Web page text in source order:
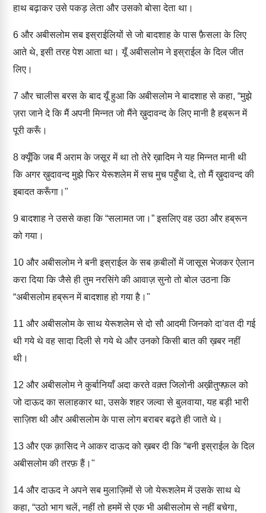
हाथ बढ़ाकर उसे पकड़ लेता और उसको बोसा देता था।
6 और अबीसलोम सब इस्राईलियों से जो बादशाह के पास फ़ैसला के लिए
आते थे, इसी तरह पेश आता था। यूँ अबीसलोम ने इस्राईल के दिल जीत
लिए।
7 और चालीस बरस के बाद यूँ हुआ कि अबीसलोम ने बादशाह से कहा, “मुझे
ज़रा जाने दे कि मैं अपनी मिन्नत जो मैंने ख़ुदावन्द के लिए मानी है हब्रून में
पूरी करूँ।
8क्यूँकि जब मैं अराम के जसूर में था तो तेरे ख़ादिम ने यह मिन्नत मानी थी
कि अगर ख़ुदावन्द मुझे फिर येरूशलेम में सच मुच पहुँचा दे, तो मैं ख़ुदावन्द की
इबादत करूँगा।"
9बादशाह ने उससे कहा कि “सलामत जा।” इसलिए वह उठा और हब्रून
को गया।
10 और अबीसलोम ने बनी इस्राईल के सब क़बीलों में जासूस भेजकर ऐलान
करा दिया कि जैसे ही तुम नरसिंगे की आवाज़ सुनो तो बोल उठना कि
“अबीसलोम हब्रून में बादशाह हो गया है।"
11 और अबीसलोम के साथ येरूशलेम से दो सौ आदमी जिनको दा’वत दी गई
थी गये थे वह सादा दिली से गये थे और उनको किसी बात की ख़बर नहीं
थी।
12 और अबीसलोम ने कुर्बानियाँ अदा करते वक़्त जिलोनी अख़ीतुफ्फ़ल को
जो दाऊद का सलाहकार था, उसके शहर जल्वा से बुलवाया, यह बड़ी भारी
साज़िश थी और अबीसलोम के पास लोग बराबर बढ़ते ही जाते थे।
13 और एक क़ासिद ने आकर दाऊद को ख़बर दी कि “बनी इस्राईल के दिल
अबीसलोम की तरफ़ हैं।"
14 और दाऊद ने अपने सब मुलाज़िमों से जो येरूशलेम में उसके साथ थे
कहा, “उठो भाग चलें, नहीं तो हममें से एक भी अबीसलोम से नहीं बचेगा,